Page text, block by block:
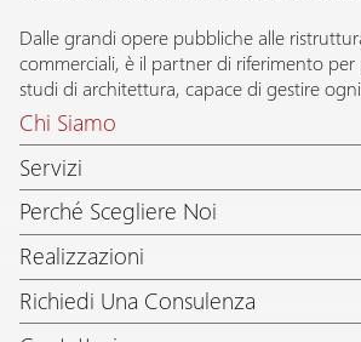
Dalle grandi opere pubbliche alle
commerciali, è il partner di riferimento per
studi di architettura, capace di gestire
Chi Siamo
Servizi
Perché Scegliere Noi
Realizzazioni
Richiedi Una Consulenza